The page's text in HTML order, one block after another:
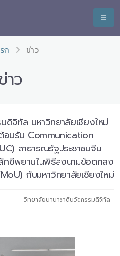
ก ข่าว
ข่าว
ดิจิทัล มหาวิทยาลัยเชียงใหม่
อนรับ Communication
สาธารณรัฐประชาชนจีน
ขีพยานในพิธีลงนามข้อตกลง
กับมหาวิทยาลัยเชียงใหม่
วิทยาลัยนานาชาตินวัตกรรมดิจิทัล